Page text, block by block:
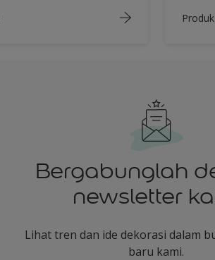
Produk
Bergabunglah
newsletter
Lihat tren dan ide dekorasi dalam
baru kami.